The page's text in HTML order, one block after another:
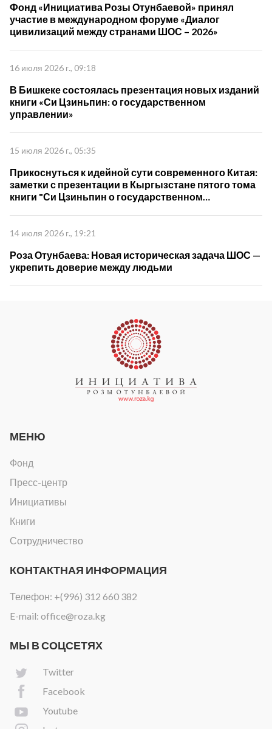
Фонд «Инициатива Розы Отунбаевой» принял
участие в международном форуме «Диалог
цивилизаций между странами ШОС – 2026»
16 июля 2026 г., 09:18
В Бишкеке состоялась презентация новых изданий
книги «Си Цзиньпин: о государственном
управлении»
15 июля 2026 г., 05:35
Прикоснуться к идейной сути современного Китая:
заметки с презентации в Кыргызстане пятого тома
книги "Си Цзиньпин о государственном
14 июля 2026 г., 19:21
Роза Отунбаева: Новая историческая задача ШОС —
укрепить доверие между людьми
МЕНЮ
Фонд
Пресс-центр
Инициативы
Книги
Сотрудничество
КОНТАКТНАЯ ИНФОРМАЦИЯ
Телефон: +(996) 312 660 382
E-mail: office@roza.kg
МЫ В СОЦСЕТЯХ
Twitter
Facebook
Youtube